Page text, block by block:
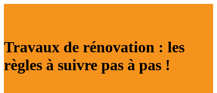
Travaux de rénovation : les
règles à suivre pas à pas !